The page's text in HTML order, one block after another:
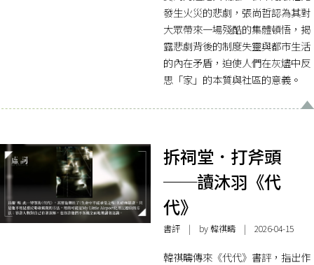
發生火災的悲劇，張尚哲認為其對
大眾帶來一場殘酷的集體頓悟，揭
露悲劇背後的制度失靈與都市生活
的內在矛盾，迫使人們在灰燼中反
思「家」的本質與社區的意義。
拆祠堂．打斧頭
──讀沐羽《代
代》
書評| by韓祺疇| 2026-04-15
韓祺疇傳來《代代》書評，指出作